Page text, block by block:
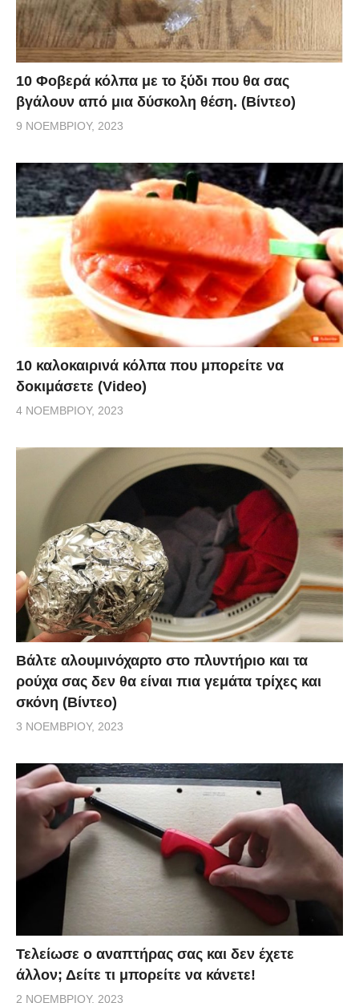
10 Φοβερά κόλπα με το ξύδι που θα σας
βγάλουν από μια δύσκολη θέση. (Βίντεο)
9 ΝΟΕΜΒΡΊΟΥ, 2023
10 καλοκαιρινά κόλπα που μπορείτε να
δοκιμάσετε (Video)
4 ΝΟΕΜΒΡΊΟΥ, 2023
Βάλτε αλουμινόχαρτο στο πλυντήριο και τα
ρούχα σας δεν θα είναι πια γεμάτα τρίχες και
σκόνη (Βίντεο)
3 ΝΟΕΜΒΡΊΟΥ, 2023
Τελείωσε ο αναπτήρας σας και δεν έχετε
άλλον; Δείτε τι μπορείτε να κάνετε!
2 ΝΟΕΜΒΡΊΟΥ, 2023